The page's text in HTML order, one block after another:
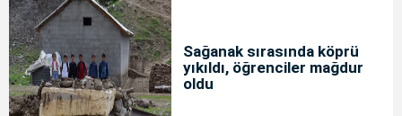
Sağanak sırasında köprü
yıkıldı, öğrenciler mağdur
oldu